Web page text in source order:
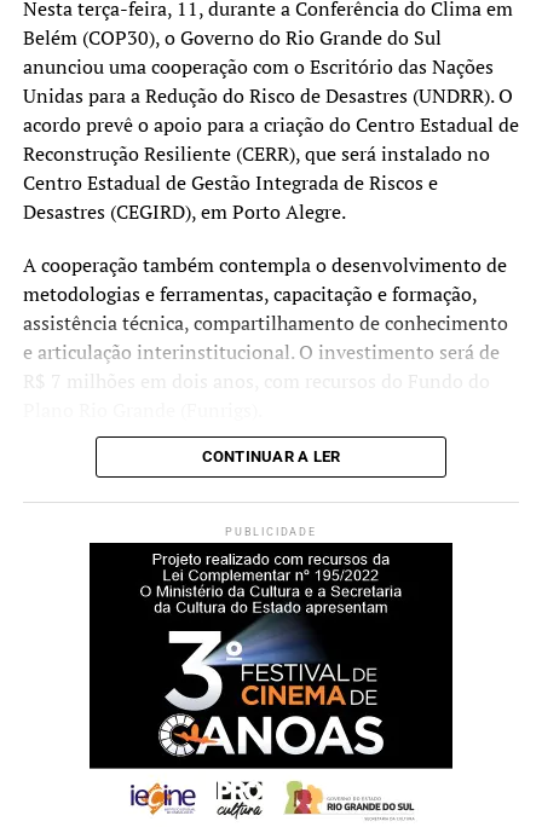
Segundo o governo estadual, novos serviços deverão ser
incorporados à plataforma nos próximos meses.
Lançada em junho de 2025, a GurIA foi criada para
orientar cidadãos sobre serviços públicos estaduais por
meio do portal rs.gov.br e do WhatsApp. Com as novas
funcionalidades, a ferramenta passa a permitir também a
execução de determinados serviços diretamente pela
tradicionais. Mais informações estarão disponíveis
noPortal de Atendimento da Receita Estadual
Nesta terça-feira, 11, durante a Conferência do Clima em
Belém (COP30), o Governo do Rio Grande do Sul
anunciou uma cooperação com o Escritório das Nações
Unidas para a Redução do Risco de Desastres (UNDRR). O
acordo prevê o apoio para a criação do Centro Estadual de
Reconstrução Resiliente (CERR), que será instalado no
Centro Estadual de Gestão Integrada de Riscos e
Desastres (CEGIRD), em Porto Alegre.
A cooperação também contempla o desenvolvimento de
metodologias e ferramentas, capacitação e formação,
assistência técnica, compartilhamento de conhecimento
e articulação interinstitucional. O investimento será de
R$ 7 milhões em dois anos, com recursos do Fundo do
O anúncio ocorreu no Pavilhão ONU Brasil entre o
especial do secretário-geral da ONU para a Redução do
Risco de Desastres e chefe do UNDRR, e Nahuel Arenas-
García, chefe do UNDRR para as Américas e o Caribe. O
ato contou com a participação dos secretários do Meio
Ambiente e Infraestrutura, Marjorie Kauffmann, e da
Reconstrução Gaúcha, Pedro Capeluppi.
Painel na ONU
A divulgação da parceria aconteceu durante o evento
oficial das Nações Unidas “Resposta à Emergência
CONTINUAR A LER
PUBLICIDADE